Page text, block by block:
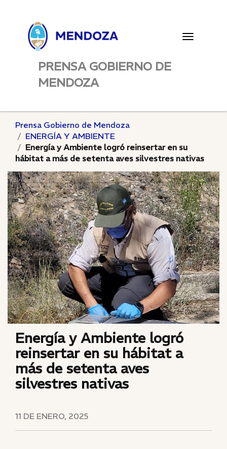
Toggle
PRENSA GOBIERNO DE
MENDOZA
Prensa Gobierno de Mendoza
ENERGÍA Y AMBIENTE
Energía y Ambiente logró reinsertar en su
hábitat a más de setenta aves silvestres nativas
Energía y Ambiente logró
reinsertar en su hábitat a
más de setenta aves
silvestres nativas
11 DE ENERO, 2025